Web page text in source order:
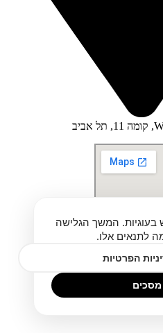
המשך הגלישה
לתנאים אלו.
הפרטיות
מסכים